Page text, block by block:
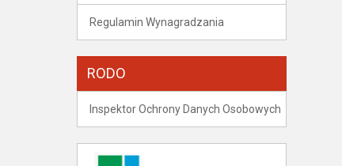
Regulamin Wynagradzania
RODO
Inspektor Ochrony Danych Osobowych